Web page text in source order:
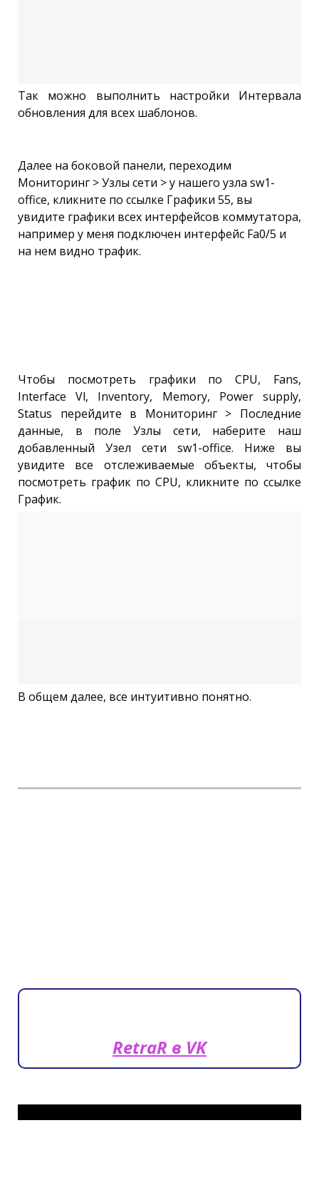
Так можно выполнить настройки Интервала
обновления для всех шаблонов.
Далее на боковой панели, переходим
Мониторинг > Узлы сети > у нашего узла sw1-
office, кликните по ссылке Графики 55, вы
увидите графики всех интерфейсов коммутатора,
например у меня подключен интерфейс Fa0/5 и
на нем видно трафик.
Чтобы посмотреть графики по CPU, Fans,
Interface Vl, Inventory, Memory, Power supply,
Status перейдите в Мониторинг > Последние
данные, в поле Узлы сети, наберите наш
добавленный Узел сети sw1-office. Ниже вы
увидите все отслеживаемые объекты, чтобы
посмотреть график по CPU, кликните по ссылке
График.
В общем далее, все интуитивно понятно.
RetraR в VK